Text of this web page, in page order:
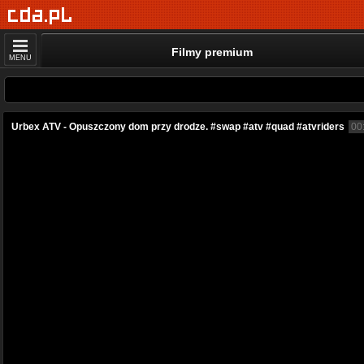
MENU Filmy premium
Urbex ATV - Opuszczony dom przy drodze. #swap #atv #quad #atvriders